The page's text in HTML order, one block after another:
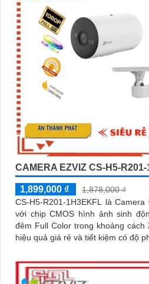
CAMERA EZVIZ CS-H5-
1,899,000 ₫
1,878,000 ₫
CS-H5-R201-1H3EKFL là
với chip CMOS hình ảnh sinh
đêm Full Color trong khoảng cách 20m. Camera
hiệu quả giá rẻ và tiết kiệm có độ